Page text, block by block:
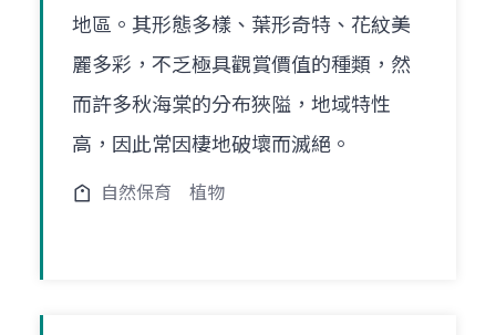
地區。其形態多樣、葉形奇特、花紋美
麗多彩，不乏極具觀賞價值的種類，然
而許多秋海棠的分布狹隘，地域特性
高，因此常因棲地破壞而滅絕。
自然保育 植物